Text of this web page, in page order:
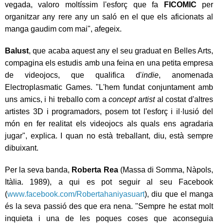
vegada, valoro moltíssim l'esforç que fa
FICOMIC per
organitzar any rere any un saló en el que els aficionats al
manga gaudim com mai", afegeix.
Balust, que acaba aquest any el seu graduat en Belles Arts,
compagina els estudis amb una feina en una petita empresa
de videojocs, que qualifica d'indie, anomenada
Electroplasmatic Games. "L'hem fundat conjuntament amb
uns amics, i hi treballo com aconcept artistal costat d'altres
artistes 3D i programadors, posem tot l'esforç i il·lusió del
món en fer realitat els videojocs als quals ens agradaria
jugar", explica. I quan no està treballant, diu, està sempre
dibuixant.
Per la seva banda, Roberta Rea(Massa di Somma, Nàpols,
Itàlia. 1989), a qui es pot seguir al seu Facebook
(www.facebook.com/Robertahaniyasuart), diu que el manga
és la seva passió des que era nena. "Sempre he estat molt
inquieta i una de les poques coses que aconseguia